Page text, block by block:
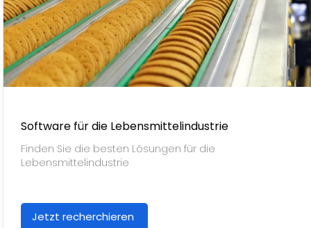
Software für die Lebensmittelindustrie
Finden Sie die besten Lösungen für die
Lebensmittelindustrie
Jetzt recherchieren